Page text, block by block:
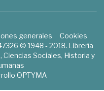
generales
Cookies
© 1948 - 2018. Librería
Sociales, Historia y
OPTYMA